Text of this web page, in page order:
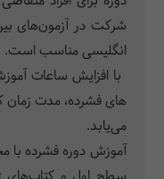
شرکت در آزمون‌های
انگلیسی مناسب است.
های فشرده، مدت زمان
می­‌یابد.